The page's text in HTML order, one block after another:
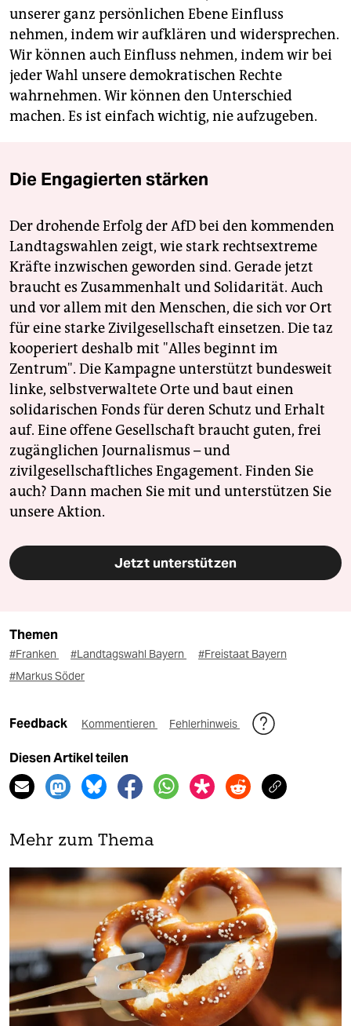
unserer ganz persönlichen Ebene Einfluss
nehmen, indem wir aufklären und widersprechen.
Wir können auch Einfluss nehmen, indem wir bei
jeder Wahl unsere demokratischen Rechte
wahrnehmen. Wir können den Unterschied
machen. Es ist einfach wichtig, nie aufzugeben.
Die Engagierten stärken
Der drohende Erfolg der AfD bei den kommenden
Landtagswahlen zeigt, wie stark rechtsextreme
Kräfte inzwischen geworden sind. Gerade jetzt
braucht es Zusammenhalt und Solidarität. Auch
und vor allem mit den Menschen, die sich vor Ort
für eine starke Zivilgesellschaft einsetzen. Die taz
kooperiert deshalb mit "Alles beginnt im
Zentrum". Die Kampagne unterstützt bundesweit
linke, selbstverwaltete Orte und baut einen
solidarischen Fonds für deren Schutz und Erhalt
auf. Eine offene Gesellschaft braucht guten, frei
zugänglichen Journalismus – und
zivilgesellschaftliches Engagement. Finden Sie
auch? Dann machen Sie mit und unterstützen Sie
unsere Aktion.
Jetzt unterstützen
Themen
#Franken #Landtagswahl Bayern
#Freistaat Bayern
#Markus Söder
Feedback Kommentieren Fehlerhinweis
Diesen Artikel teilen
Mehr zum Thema